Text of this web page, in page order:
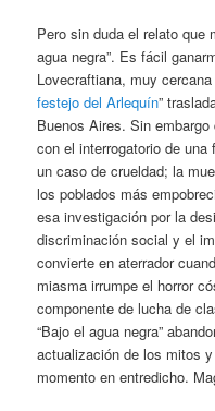
Pero sin duda el relato que
agua negra”. Es fácil
Lovecraftiana, muy
festejo del Arlequín”
Buenos Aires. Sin
con el interrogatorio de
un caso de crueldad; la
los poblados más
esa investigación por la
discriminación social y el
convierte en aterrador
miasma irrumpe el horror
componente de lucha de
“Bajo el agua negra”
actualización de los mitos
momento en entredicho.